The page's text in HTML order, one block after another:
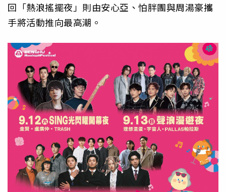
回「熱浪搖擺夜」則由安心亞、怕胖團與周湯豪攜
手將活動推向最高潮。